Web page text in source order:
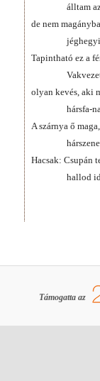
álltam
de nem
Tapintható ez a
olyan kevés, aki
hársfa-
A szárnya ő
Hacsak: Csupán
hallod
Támogatta az